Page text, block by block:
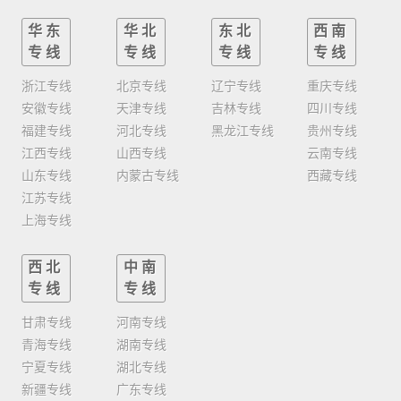
华东
专线
浙江专线
安徽专线
福建专线
江西专线
山东专线
江苏专线
上海专线
华北
专线
北京专线
天津专线
河北专线
山西专线
内蒙古专线
东北
专线
辽宁专线
吉林专线
黑龙江专线
西南
专线
重庆专线
四川专线
贵州专线
云南专线
西藏专线
西北
专线
甘肃专线
青海专线
宁夏专线
新疆专线
中南
专线
河南专线
湖南专线
湖北专线
广东专线